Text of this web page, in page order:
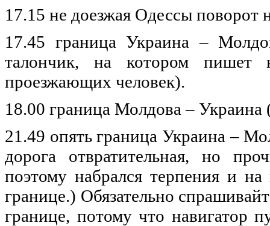
17.15 не доезжая Одессы поворот
17.45 граница Украина –
талончик, на котором пишет
проезжающих человек).
18.00 граница Молдова – Украина
21.49 опять граница Украина –
дорога
отвратительная,но
поэтому набрался терпенияи на
границе.) Обязательно
границе, потомучто навигатор